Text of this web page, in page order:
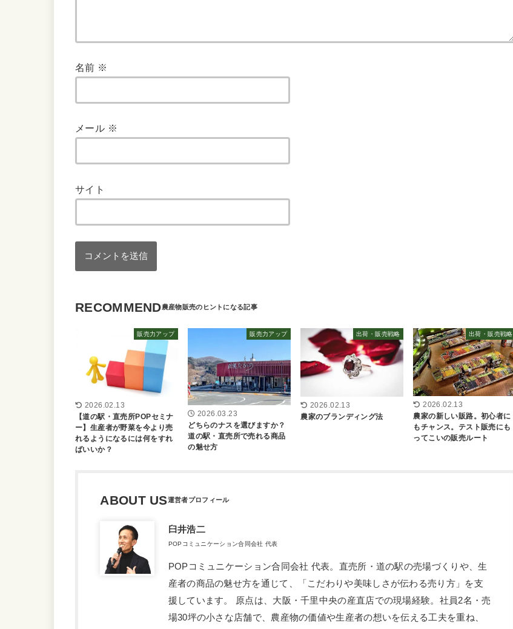
名前 ※
メール ※
サイト
RECOMMEND
販売力アップ
2026.02.13
【道の駅・直売所POPセミナ
ー】生産者が野菜を今より売
れるようになるには何をすれ
ばいいか？
販売力アップ
2026.03.23
どちらのナスを選びますか？
道の駅・直売所で売れる商品
の魅せ方
出荷・販売戦略
2026.02.13
農家のブランディング法
出荷・販売戦略
2026.02.13
農家の新しい販路。初心者に
もチャンス。テスト販売にも
ってこいの販売ルート
ABOUT US
臼井浩二
POPコミュニケーション合同会社 代表
POPコミュニケーション合同会社 代表。直売所・道の駅の売場づくりや、生
産者の商品の魅せ方を通じて、「こだわりや美味しさが伝わる売り方」を支
援しています。 原点は、大阪・千里中央の産直店での現場経験。社員2名・売
場30坪の小さな店舗で、農産物の価値や生産者の想いを伝える工夫を重ね、